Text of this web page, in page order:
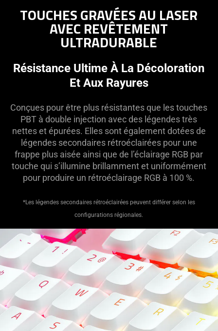
TOUCHES GRAVÉES AU LASER
AVEC REVÊTEMENT
ULTRADURABLE
Résistance Ultime À La Décoloration
Et Aux Rayures
Conçues pour être plus résistantes que les touches
PBT à double injection avec des légendes très
nettes et épurées. Elles sont également dotées de
légendes secondaires rétroéclairées pour une
frappe plus aisée ainsi que de l’éclairage RGB par
touche qui s’illumine brillamment et uniformément
pour produire un rétroéclairage RGB à 100 %.
*Les légendes secondaires rétroéclairées peuvent différer selon les
configurations régionales.